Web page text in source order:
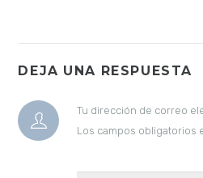
DEJA UNA RESPUESTA
Tu dirección de correo
Los campos obligatorios